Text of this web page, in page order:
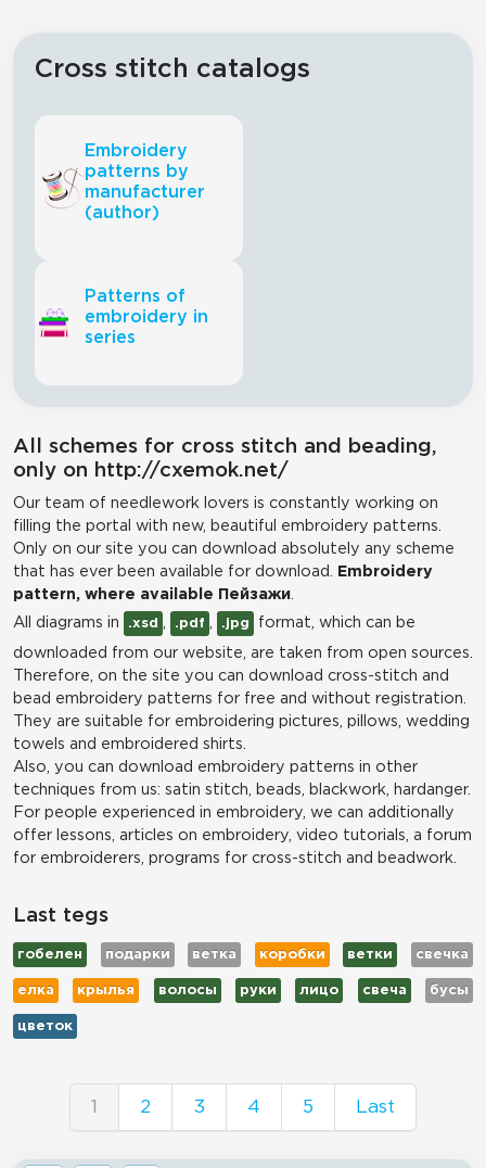
Cross stitch catalogs
Embroidery
patterns by
manufacturer
(author)
Patterns of
embroidery in
series
All schemes for cross stitch and beading,
only on http://cxemok.net/
Our team of needlework lovers is constantly working on
filling the portal with new, beautiful embroidery patterns.
Only on our site you can download absolutely any scheme
that has ever been available for download.
Embroidery
pattern, where available Пейзажи
All diagrams in
.xsd .pdf .jpg format, which can be
downloaded from our website, are taken from open sources.
Therefore, on the site you can download cross-stitch and
bead embroidery patterns for free and without registration.
They are suitable for embroidering pictures, pillows, wedding
towels and embroidered shirts.
Also, you can download embroidery patterns in other
techniques from us: satin stitch, beads, blackwork, hardanger.
For people experienced in embroidery, we can additionally
offer lessons, articles on embroidery, video tutorials, a forum
for embroiderers, programs for cross-stitch and beadwork.
Last tegs
гобелен подарки ветка коробки ветки свечка
елка крылья волосы руки лицо свеча бусы
цветок
1 2 3 4 5 Last